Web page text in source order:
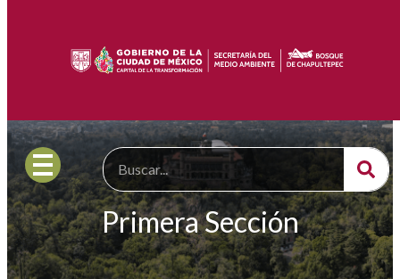
Primera Sección